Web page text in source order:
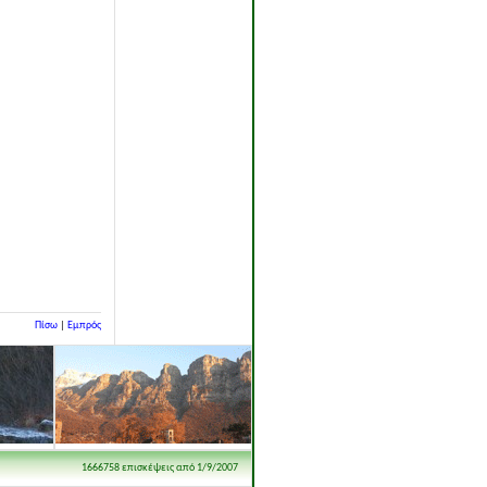
Πίσω Εμπρός
1666758 επισκέψεις από 1/9/2007